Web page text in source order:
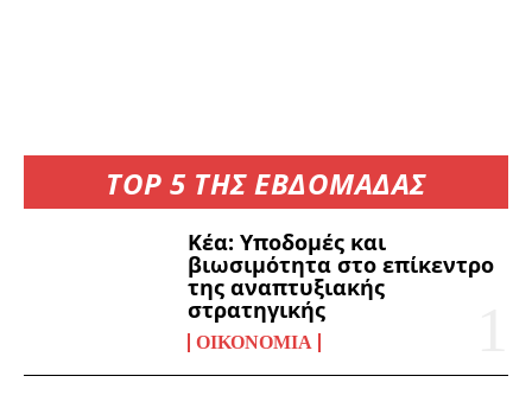
TOP 5 ΤΗΣ ΕΒΔΟΜΑΔΑΣ
Kέα: Υποδομές και
βιωσιμότητα στο επίκεντρο
της αναπτυξιακής
στρατηγικής
ΟΙΚΟΝΟΜΊΑ